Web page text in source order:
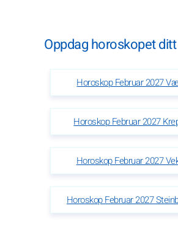
Oppdag horoskopet
Horoskop Februar 2027
Horoskop Februar 2027
Horoskop Februar 2027
Horoskop Februar 2027